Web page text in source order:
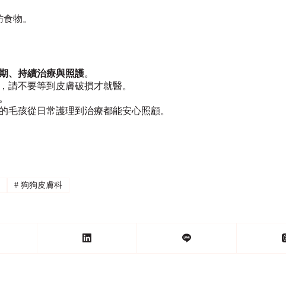
物。
、持續治療與照護。
請不要等到皮膚破損才就醫。
毛孩從日常護理到治療都能安心照顧。
# 狗狗皮膚科